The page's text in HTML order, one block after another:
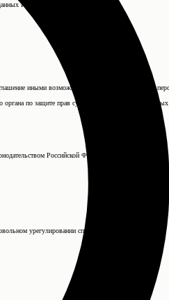
Пользователя.
иными возможными способами переданных
по защите прав субъектов персональных
Российской Федерации.
урегулировании спора).